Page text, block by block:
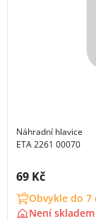
Náhradní hlavice
ETA 2261 00070
Cena s DPH:
69 Kč
Obvykle do 7
Není skladem